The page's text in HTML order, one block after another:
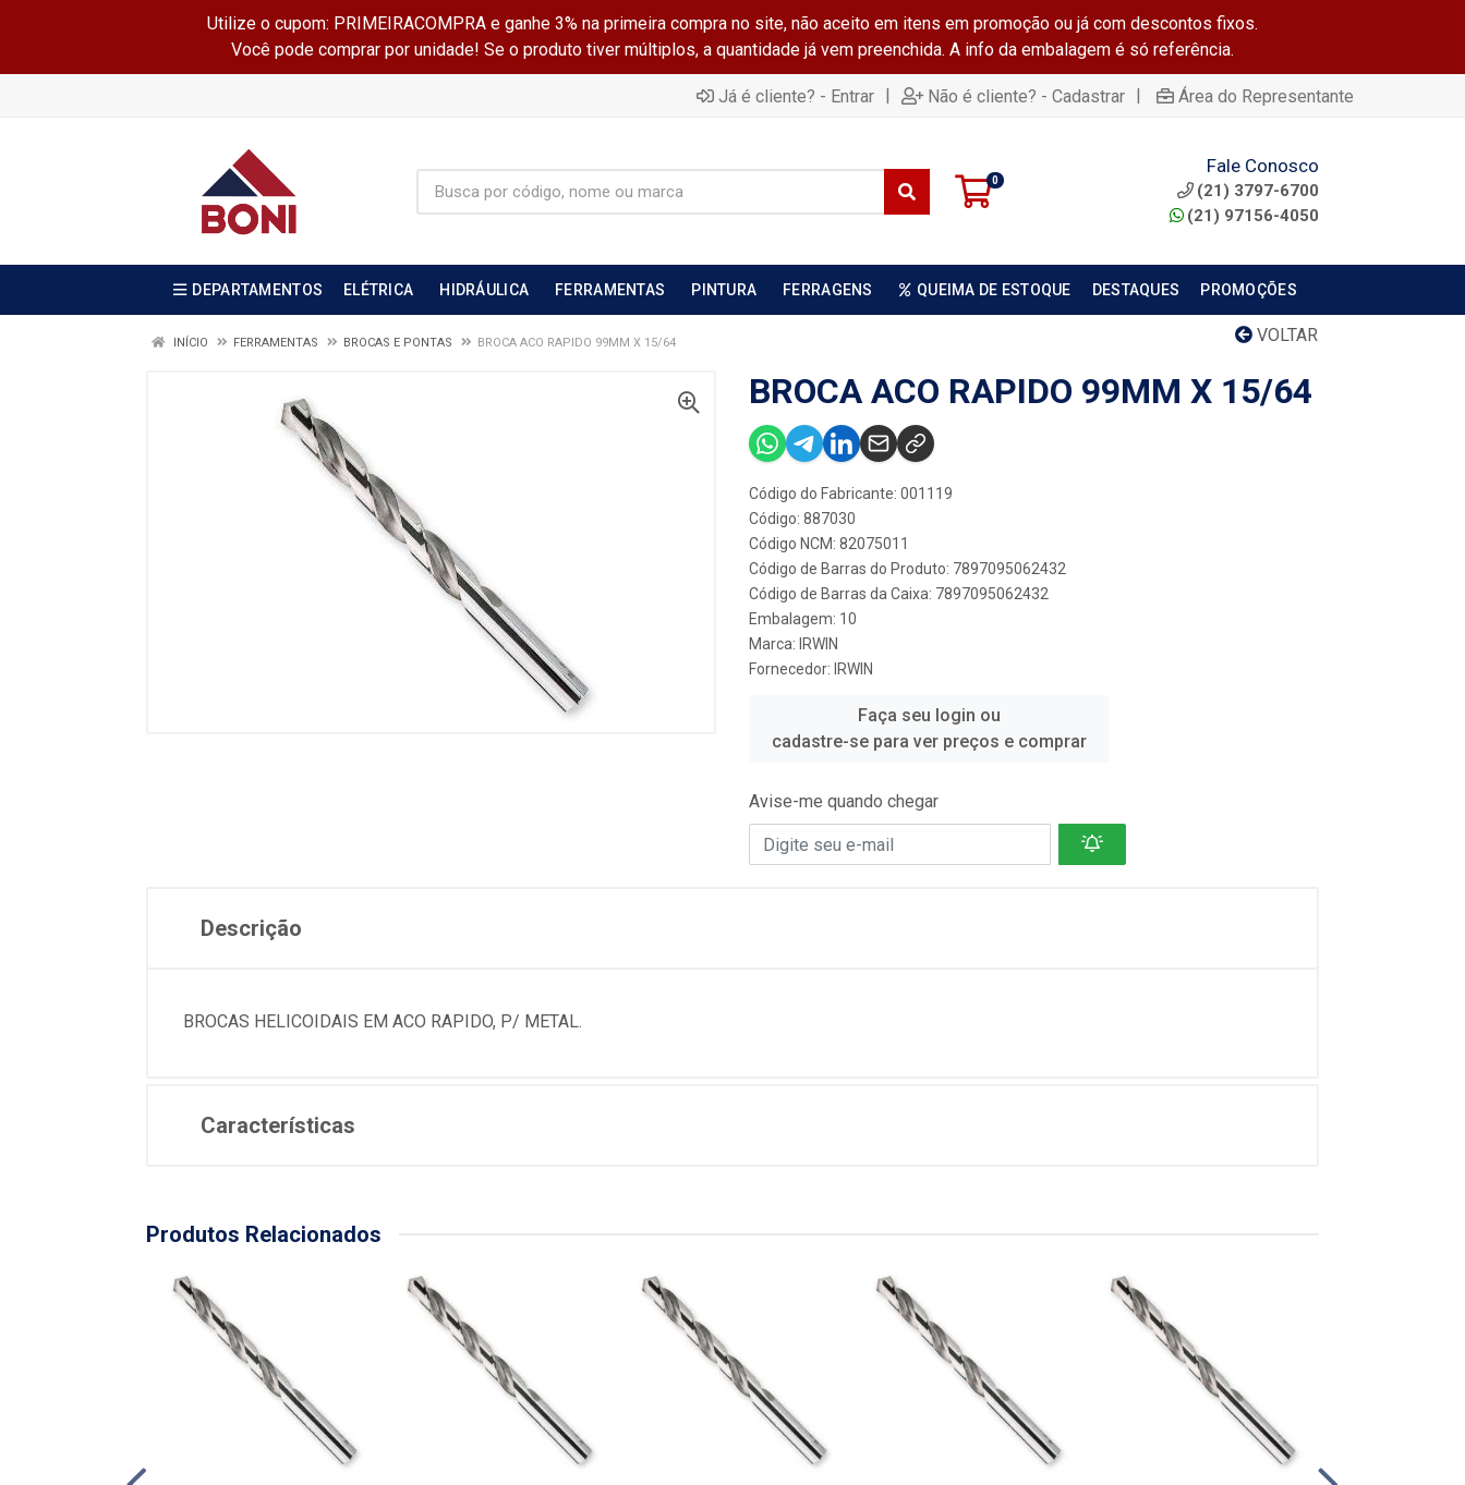
Utilize o cupom: PRIMEIRACOMPRA e ganhe 3% na primeira compra no site, não aceito em itens em promoção ou já com descontos fixos.
Você pode comprar por unidade! Se o produto tiver múltiplos, a quantidade já vem preenchida. A info da embalagem é só referência.
Já é cliente? - Entrar | Não é cliente? - Cadastrar | Área do Representante
0
Fale Conosco
(21) 3797-6700
(21) 97156-4050
DEPARTAMENTOS ELÉTRICA HIDRÁULICA FERRAMENTAS PINTURA FERRAGENS QUEIMA DE ESTOQUE DESTAQUES PROMOÇÕES
VOLTAR
INÍCIO FERRAMENTAS BROCAS E PONTAS BROCA ACO RAPIDO 99MM X 15/64
BROCA ACO RAPIDO 99MM X 15/64
Código do Fabricante: 001119
Código: 887030
Código NCM: 82075011
Código de Barras do Produto: 7897095062432
Código de Barras da Caixa: 7897095062432
Embalagem: 10
Marca: IRWIN
Fornecedor: IRWIN
Faça seu login ou
cadastre-se para ver preços e comprar
Avise-me quando chegar
Descrição
BROCAS HELICOIDAIS EM ACO RAPIDO, P/ METAL.
Características
Produtos Relacionados